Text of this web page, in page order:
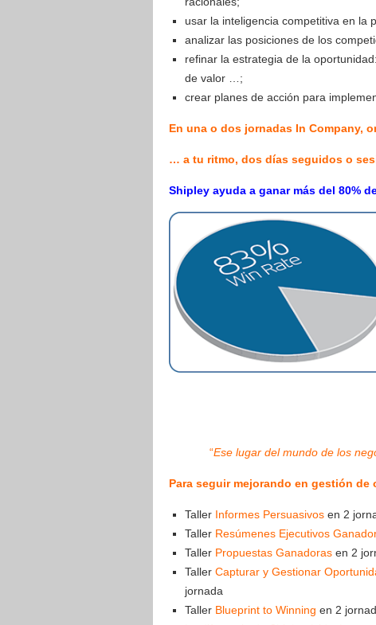
usar la inteligencia competitiva en la
analizar las posiciones de los
refinar la estrategia de la
de valor …;
crear planes de acción para
En una o dos jornadas In Company,
… a tu ritmo, dos días seguidos o
Shipley ayuda a ganar más del 80%
“Ese lugar del mundo de los
Para seguir mejorando en gestión
Taller Informes Persuasivos en 2
Taller Resúmenes Ejecutivos
Taller Propuestas Ganadoras en 2
Taller Capturar y Gestionar
jornada
Taller Blueprint to Winning en 2